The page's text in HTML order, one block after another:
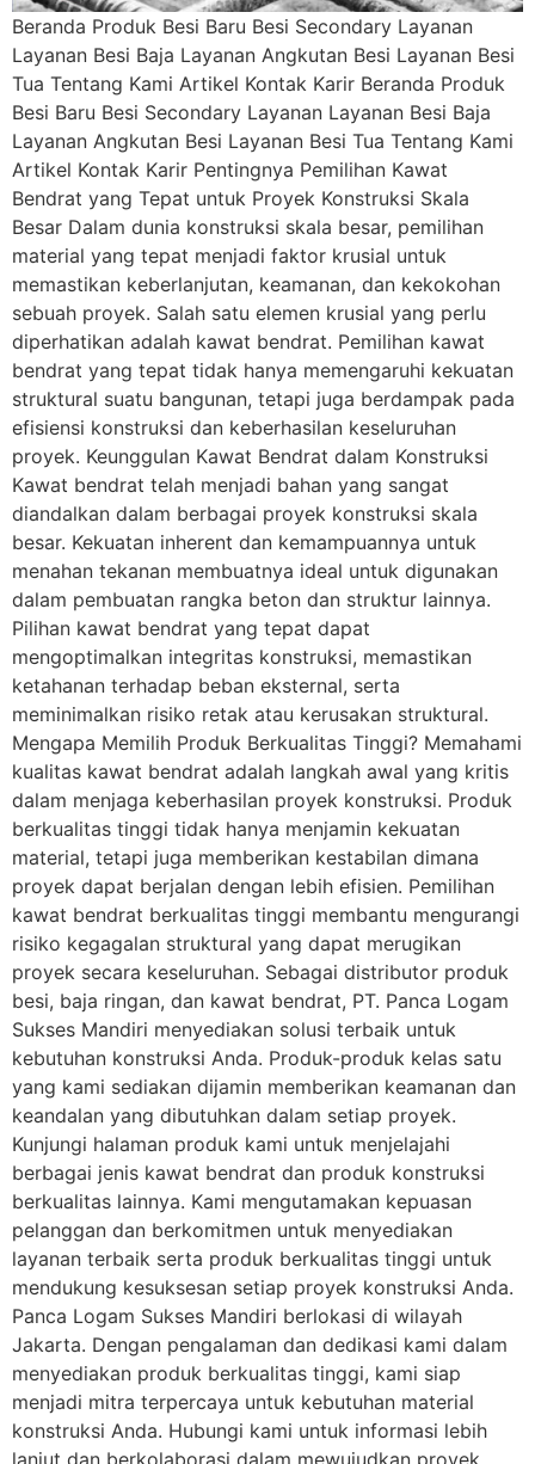
Beranda Produk Besi Baru Besi Secondary Layanan
Layanan Besi Baja Layanan Angkutan Besi Layanan Besi
Tua Tentang Kami Artikel Kontak Karir Beranda Produk
Besi Baru Besi Secondary Layanan Layanan Besi Baja
Layanan Angkutan Besi Layanan Besi Tua Tentang Kami
Artikel Kontak Karir Pentingnya Pemilihan Kawat
Bendrat yang Tepat untuk Proyek Konstruksi Skala
Besar Dalam dunia konstruksi skala besar, pemilihan
material yang tepat menjadi faktor krusial untuk
memastikan keberlanjutan, keamanan, dan kekokohan
sebuah proyek. Salah satu elemen krusial yang perlu
diperhatikan adalah kawat bendrat. Pemilihan kawat
bendrat yang tepat tidak hanya memengaruhi kekuatan
struktural suatu bangunan, tetapi juga berdampak pada
efisiensi konstruksi dan keberhasilan keseluruhan
proyek. Keunggulan Kawat Bendrat dalam Konstruksi
Kawat bendrat telah menjadi bahan yang sangat
diandalkan dalam berbagai proyek konstruksi skala
besar. Kekuatan inherent dan kemampuannya untuk
menahan tekanan membuatnya ideal untuk digunakan
dalam pembuatan rangka beton dan struktur lainnya.
Pilihan kawat bendrat yang tepat dapat
mengoptimalkan integritas konstruksi, memastikan
ketahanan terhadap beban eksternal, serta
meminimalkan risiko retak atau kerusakan struktural.
Mengapa Memilih Produk Berkualitas Tinggi? Memahami
kualitas kawat bendrat adalah langkah awal yang kritis
dalam menjaga keberhasilan proyek konstruksi. Produk
berkualitas tinggi tidak hanya menjamin kekuatan
material, tetapi juga memberikan kestabilan dimana
proyek dapat berjalan dengan lebih efisien. Pemilihan
kawat bendrat berkualitas tinggi membantu mengurangi
risiko kegagalan struktural yang dapat merugikan
proyek secara keseluruhan. Sebagai distributor produk
besi, baja ringan, dan kawat bendrat, PT. Panca Logam
Sukses Mandiri menyediakan solusi terbaik untuk
kebutuhan konstruksi Anda. Produk-produk kelas satu
yang kami sediakan dijamin memberikan keamanan dan
keandalan yang dibutuhkan dalam setiap proyek.
Kunjungi halaman produk kami untuk menjelajahi
berbagai jenis kawat bendrat dan produk konstruksi
berkualitas lainnya. Kami mengutamakan kepuasan
pelanggan dan berkomitmen untuk menyediakan
layanan terbaik serta produk berkualitas tinggi untuk
mendukung kesuksesan setiap proyek konstruksi Anda.
Panca Logam Sukses Mandiri berlokasi di wilayah
Jakarta. Dengan pengalaman dan dedikasi kami dalam
menyediakan produk berkualitas tinggi, kami siap
menjadi mitra terpercaya untuk kebutuhan material
konstruksi Anda. Hubungi kami untuk informasi lebih
lanjut dan berkolaborasi dalam mewujudkan proyek